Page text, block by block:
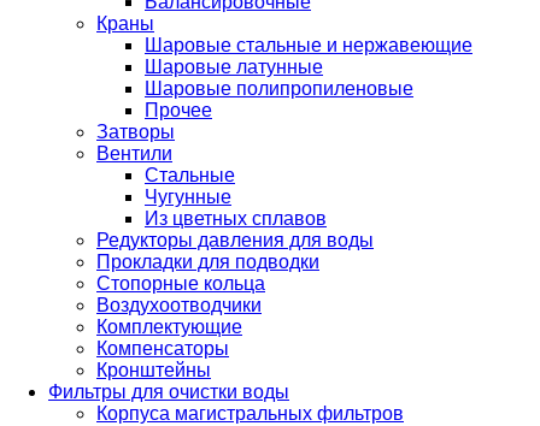
Краны
Шаровые стальные и нержавеющие
Шаровые латунные
Шаровые полипропиленовые
Прочее
Затворы
Вентили
Стальные
Чугунные
Из цветных сплавов
Редукторы давления для воды
Прокладки для подводки
Стопорные кольца
Воздухоотводчики
Комплектующие
Компенсаторы
Кронштейны
Фильтры для очистки воды
Корпуса магистральных фильтров